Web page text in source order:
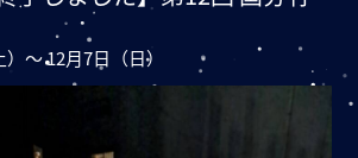
～ 12月7日（日）